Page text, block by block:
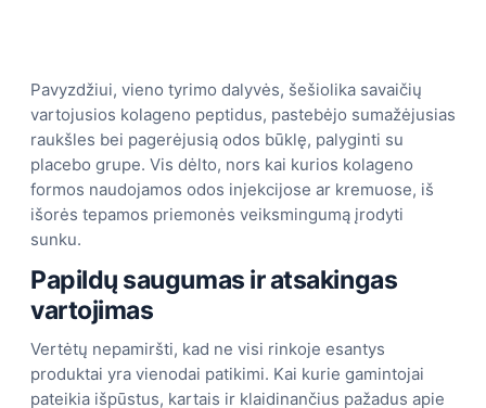
Pavyzdžiui, vieno tyrimo dalyvės, šešiolika savaičių
vartojusios kolageno peptidus, pastebėjo sumažėjusias
raukšles bei pagerėjusią odos būklę, palyginti su
placebo grupe. Vis dėlto, nors kai kurios kolageno
formos naudojamos odos injekcijose ar kremuose, iš
išorės tepamos priemonės veiksmingumą įrodyti
sunku.
Papildų saugumas ir atsakingas
vartojimas
Vertėtų nepamiršti, kad ne visi rinkoje esantys
produktai yra vienodai patikimi. Kai kurie gamintojai
pateikia išpūstus, kartais ir klaidinančius pažadus apie